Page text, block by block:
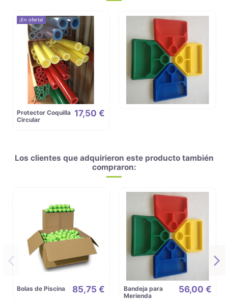
¡En oferta!
Protector Coquilla
Circular
17,50 €
Los clientes que adquirieron este producto también
compraron:
Bolas de Piscina 85,75 €
Bandeja para
Merienda
56,00 €